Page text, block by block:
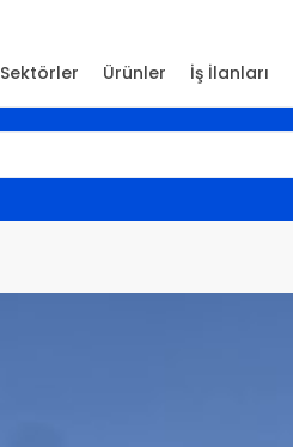
Sektörler Ürünler İş İlanları